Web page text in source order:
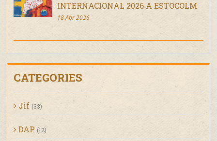
INTERNACIONAL 2026 A ESTOCOLM
18 Abr 2026
CATEGORIES
Jif (33)
DAP (12)